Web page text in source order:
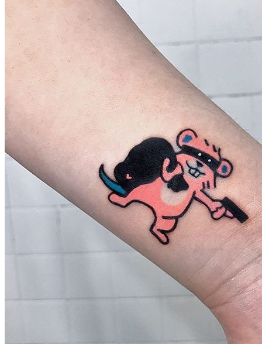
武汉老兵纹身微信
： 服务号：laobingwenshen 订阅号：laobing66666 打造国
文资讯！精美纹身图案及手稿 纹身作品 一站搞定！回复相
问千万素材的微官网，中国最强最全纹身图案尽在其中！